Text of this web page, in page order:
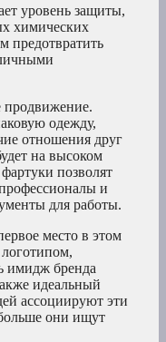
уровень защиты,
химических
предотвратить
продвижение.
одежду,
отношения друг
на высоком
позволят
и
для работы.
место в этом
имидж бренда
идеальный
ассоциируют эти
они ищут